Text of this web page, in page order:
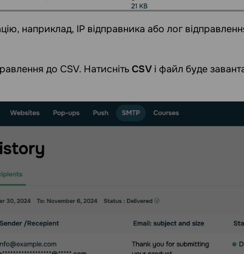
наприклад, IP відправника або лог
до CSV. НатиснітьCSV і файл буде